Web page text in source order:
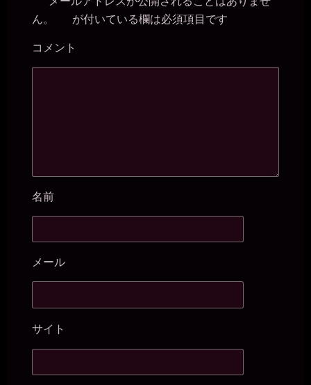
ん。
※
が付いている欄は必須項目です
コメント
名前
メール
サイト